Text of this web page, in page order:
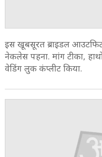
इस खूबसूरत ब्राइडल
नेकलेस पहना. मांग टीका,
वेडिंग लुक कंप्लीट किया.